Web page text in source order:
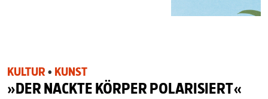
KULTUR • KUNST
»DER NACKTE KÖRPER POLARISIERT«